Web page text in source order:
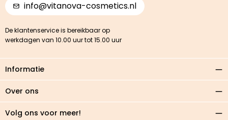
info@vitanova-cosmetics.nl
De klantenservice is bereikbaar op
werkdagen van 10.00 uur tot 15.00 uur
Informatie
Over ons
Volg ons voor meer!